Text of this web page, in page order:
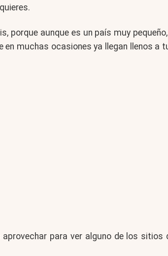
porque aunque es un país muy
muchas ocasiones ya llegan llenos a
aprovechar para ver alguno de los